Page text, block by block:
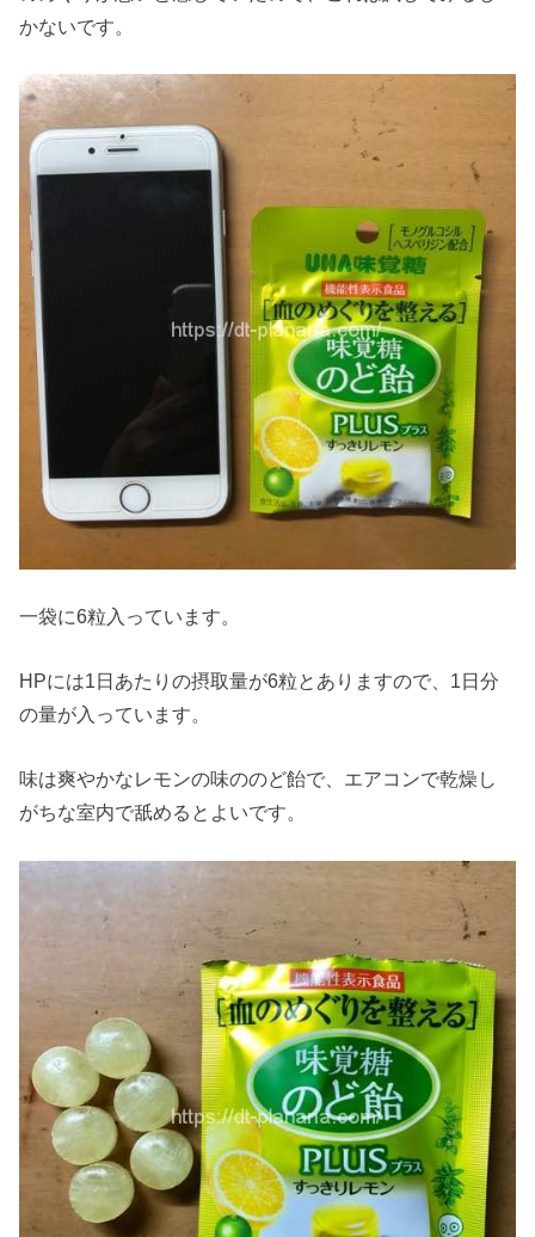
かないです。
一袋に6粒入っています。
HPには1日あたりの摂取量が6粒とありますので、1日分
の量が入っています。
味は爽やかなレモンの味ののど飴で、エアコンで乾燥し
がちな室内で舐めるとよいです。